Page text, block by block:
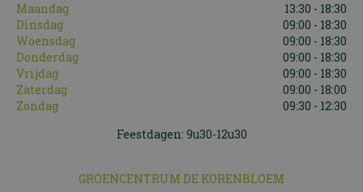
Maandag
13:30 - 18:30
Dinsdag
09:00 - 18:30
Woensdag
09:00 - 18:30
Donderdag
09:00 - 18:30
Vrijdag
09:00 - 18:30
Zaterdag
09:00 - 18:00
Zondag
09:30 - 12:30
Feestdagen: 9u30-12u30
GROENCENTRUM DE KORENBLOEM